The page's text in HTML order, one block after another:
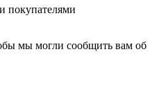
покупателями
мы могли сообщить вам об